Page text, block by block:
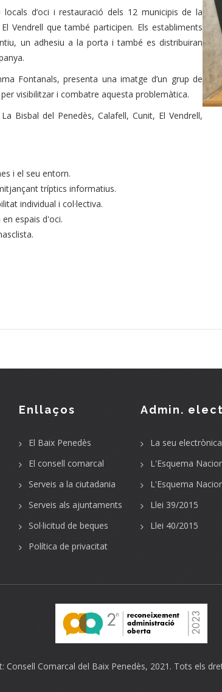
d’oci i restauració dels 12 municipis de la
Vendrell que també participen. Els establiments
un adhesiu a la porta i també es distribuiran
Fontanals, presenta una imatge d’un grup de
visibilitzar i combatre aquesta problemàtica.
Bisbal del Penedès, Calafell, Cunit, El Vendrell,
i el seu entorn.
tríptics informatius.
individual i col·lectiva.
espais d'oci.
Enllaços
El Baix Penedès
El consell comarcal
Serveis a la ciutadania
Serveis als ajuntaments
Sol·licitud de beques
Política de privacitat
Admin.
La seu electrònica
L'Esquema
L'Esquema
Llei 39/2015
Llei 40/2015
Consell Comarcal del Baix Penedès, 2021. Tots els